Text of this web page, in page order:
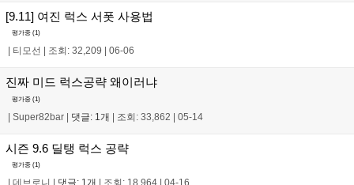
[9.11] 여진 럭스 서폿 사용법
평가중 (1)
티모선 조회: 32,209 06-06
진짜 미드 럭스공략 왜이러냐
평가중 (1)
| Super82bar | 댓글: 1개 | 조회: 33,862 | 05-14
시즌 9.6 딜탱 럭스 공략
평가중 (1)
데브로니 댓글: 1개 조회: 18,964 04-16